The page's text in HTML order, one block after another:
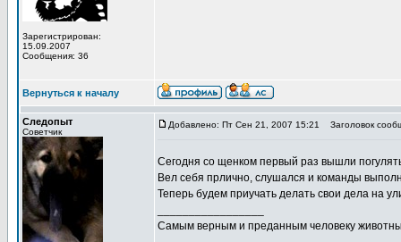
Зарегистрирован:
15.09.2007
Сообщения: 36
Вернуться к началу
Следопыт
Советчик
Добавлено: Пт Сен 21, 2007 15:21 Заголовок
Сегодня со щенком первый раз вышли
Вел себя прлично, слушался и команды
Теперь будем приучать делать свои дела на
Самым верным и преданным человеку